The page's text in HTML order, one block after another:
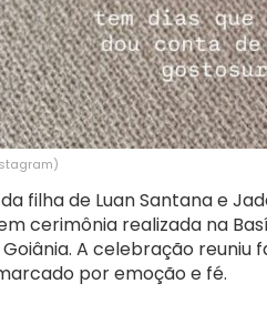
filha de Luan Santana e
cerimônia realizada na
A celebração reuniu
por emoção e fé.